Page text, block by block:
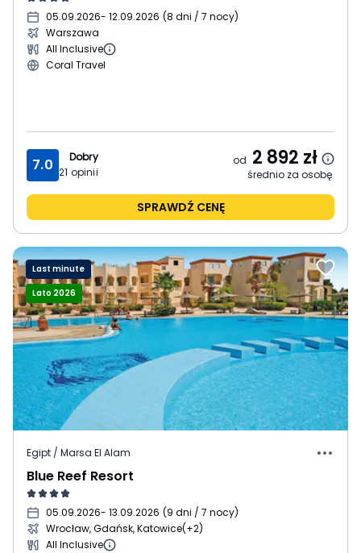
05.09.2026- 12.09.2026 (8 dni / 7 nocy)
Warszawa
All Inclusive
Coral Travel
7.0
Dobry
21 opinii
od 2 892 zł
średnio za osobę
SPRAWDŹ CENĘ
Last minute
Lato 2026
Egipt / Marsa El Alam
Blue Reef Resort
05.09.2026- 13.09.2026 (9 dni / 7 nocy)
Wrocław, Gdańsk, Katowice(+2)
All Inclusive